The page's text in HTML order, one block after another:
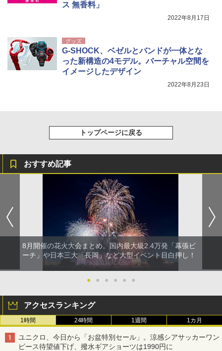
ス 無香料」
2022年8月17日
グッズ
G-SHOCK、ベゼルとバンドが一体とな
った新構造の4モデル。バーチャル空間を
イメージしたデザイン
2022年8月23日
トップページに戻る
おすすめ記事
8月開催の花火大会まとめ。国内最大級2.4万発「幕張ビ
ーチ」や日本三大「長岡」など大型イベント目白押し！
● ● ● ● ● ●
アクセスランキング
1時間 24時間 1週間 1カ月
ユニクロ、今日から「お盆特別セール」。涼感シアサッカーワン
ピース待望値下げ、撥水ギアショーツは1990円に